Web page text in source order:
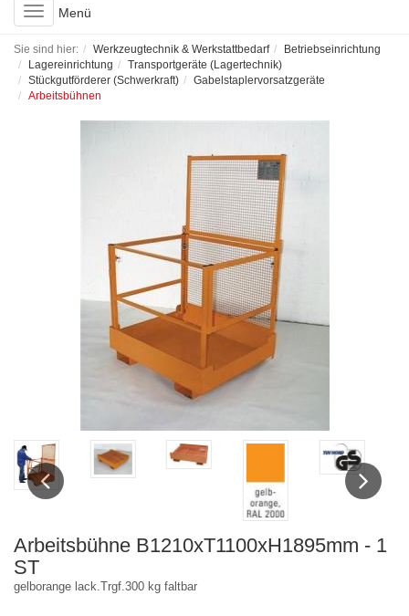
Toggle
navigation
Menü
Sie sind hier: Werkzeugtechnik & Werkstattbedarf
Betriebseinrichtung
Lagereinrichtung
Transportgeräte (Lagertechnik)
Stückgutförderer (Schwerkraft)
Gabelstaplervorsatzgeräte
Arbeitsbühnen
Arbeitsbühne B1210xT1100xH1895mm - 1
ST
gelborange lack.Trgf.300 kg faltbar